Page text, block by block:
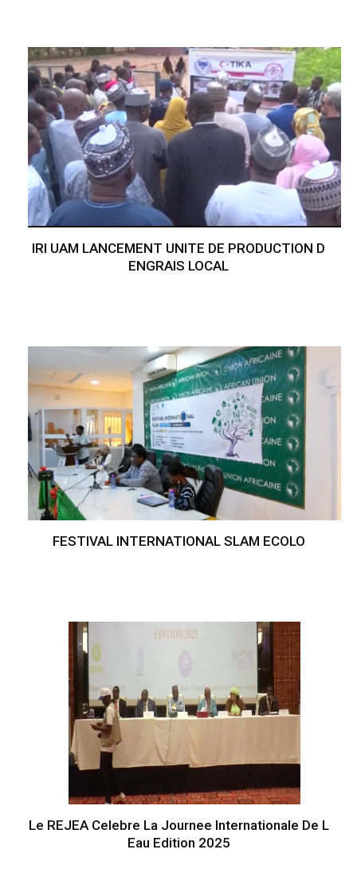
IRI UAM LANCEMENT UNITE DE PRODUCTION D
ENGRAIS LOCAL
FESTIVAL INTERNATIONAL SLAM ECOLO
Le REJEA Celebre La Journee Internationale De L
Eau Edition 2025